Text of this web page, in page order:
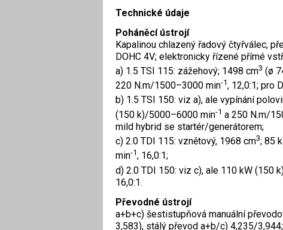
Technické údaje
Poháněcí ústrojí
Kapalinou chlazený řadový čtyřválec,
DOHC 4V; elektronicky řízené přímé
a) 1.5 TSI 115: zážehový; 1498 cm3 (ø
220 N.m/1500–3000 min-1, 12,0:1; pro
b) 1.5 TSI 150: viz a), ale vypínání
(150 k)/5000–6000 min-1 a 250 N.m/
mild hybrid se startér/generátorem;
c) 2.0 TDI 115: vznětový, 1968 cm3; 85
min-1, 16,0:1;
d) 2.0 TDI 150: viz c), ale 110 kW (150
16,0:1.
Převodné ústrojí
a+b+c) šestistupňová manuální
3,583), stálý převod a+b/c) 4,235/